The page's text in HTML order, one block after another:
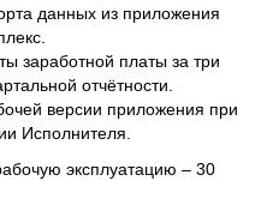
данных из приложения
заработной платы за три
отчётности.
версии приложения при
Исполнителя.
эксплуатацию – 30